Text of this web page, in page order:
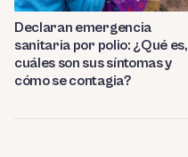
Declaran emergencia
sanitaria por polio: ¿Qué es,
cuáles son sus síntomas y
cómo se contagia?